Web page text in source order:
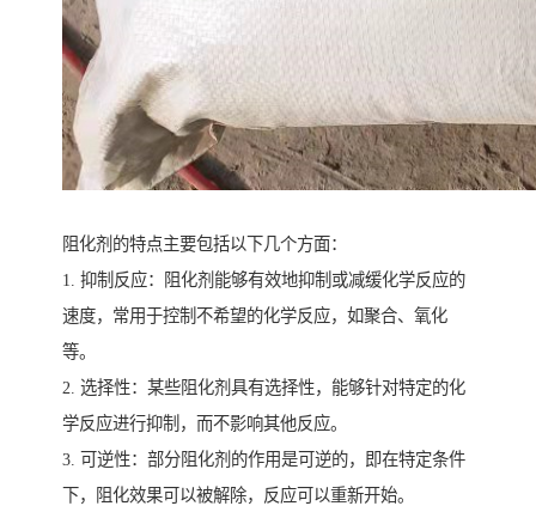
阻化剂的特点主要包括以下几个方面：
1. 抑制反应：阻化剂能够有效地抑制或减缓化学反应的
速度，常用于控制不希望的化学反应，如聚合、氧化
等。
2. 选择性：某些阻化剂具有选择性，能够针对特定的化
学反应进行抑制，而不影响其他反应。
3. 可逆性：部分阻化剂的作用是可逆的，即在特定条件
下，阻化效果可以被解除，反应可以重新开始。